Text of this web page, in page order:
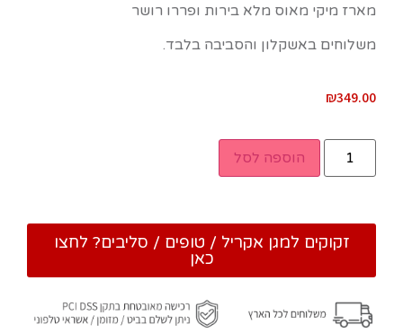
מארז מיקי מאוס מלא בירות ופררו רושר
משלוחים באשקלון והסביבה בלבד.
₪349.00
הוספה לסל
זקוקים למגן אקריל / טופים / סליבים? לחצו
כאן